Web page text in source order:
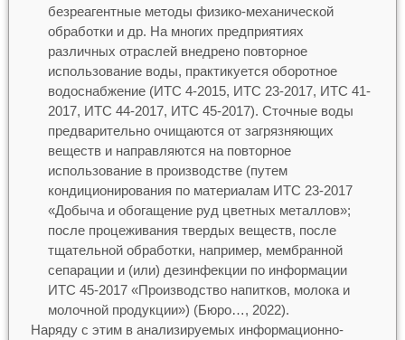
безреагентные методы физико-механической
обработки и др. На многих предприятиях
различных отраслей внедрено повторное
использование воды, практикуется оборотное
водоснабжение (ИТС 4-2015, ИТС 23-2017, ИТС 41-
2017, ИТС 44-2017, ИТС 45-2017). Сточные воды
предварительно очищаются от загрязняющих
веществ и направляются на повторное
использование в производстве (путем
кондиционирования по материалам ИТС 23-2017
«Добыча и обогащение руд цветных металлов»;
после процеживания твердых веществ, после
тщательной обработки, например, мембранной
сепарации и (или) дезинфекции по информации
ИТС 45-2017 «Производство напитков, молока и
молочной продукции») (Бюро…, 2022).
Наряду с этим в анализируемых информационно-